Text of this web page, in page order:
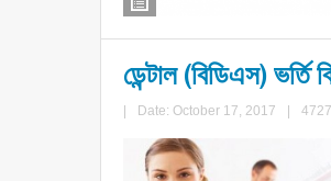
ডেন্টাল (বিডিএস)
Date: October 17, 2017